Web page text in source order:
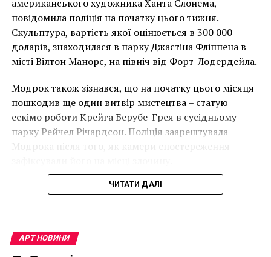
Лоустофті на східному узбережжі Англії 8 серпня 2021
року. (Фото Джастіна Талліса / AFP)
В інтерв’ю “Таймс” пан Куттс сказав:
“Спочатку це було
неймовірно, але з
розвитком подій це
стало надзвичайно
впевнений, що Бенксі
усвідомлює
непередбачувані
наслідки для власників
американського художника Ханта Слонема,
повідомила поліція на початку цього тижня.
Скульптура, вартість якої оцінюється в 300 000
доларів, знаходилася в парку Джастіна Фліппена в
місті Вілтон Манорс, на північ від Форт-Лодердейла.
Модрок також зізнався, що на початку цього місяця
пошкодив ще один витвір мистецтва – статую
ескімо роботи Крейга Берубе-Грея в сусідньому
парку Рейчел Річардсон. Поліція заарештувала
Модрока після того, як камери спостереження
ЧИТАТИ ДАЛІ
АРТ НОВИНИ